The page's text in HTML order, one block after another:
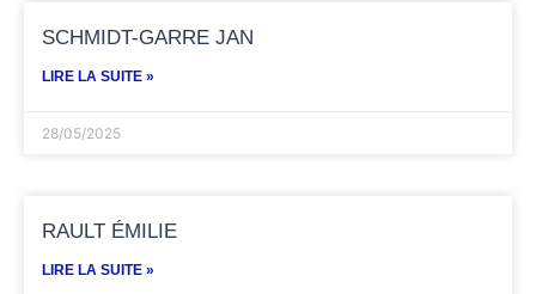
SCHMIDT-GARRE JAN
LIRE LA SUITE »
28/05/2025
RAULT ÉMILIE
LIRE LA SUITE »